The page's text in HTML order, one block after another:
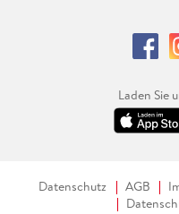
Laden Sie
Datenschutz AGB